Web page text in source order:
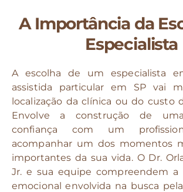
A Importância da
Especialista
A escolha de um especialista
assistida particular em SP vai
localização da clínica ou do custo
Envolve a construção de
confiança com um
acompanhar um dos momentos
importantes da sua vida. O Dr.
Jr. e sua equipe compreendem a
emocional envolvida na busca